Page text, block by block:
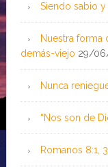
Siendo sabio
Nuestra forma
demás-viejo 29/
Nunca
“Nos son de
Romanos 8:1,